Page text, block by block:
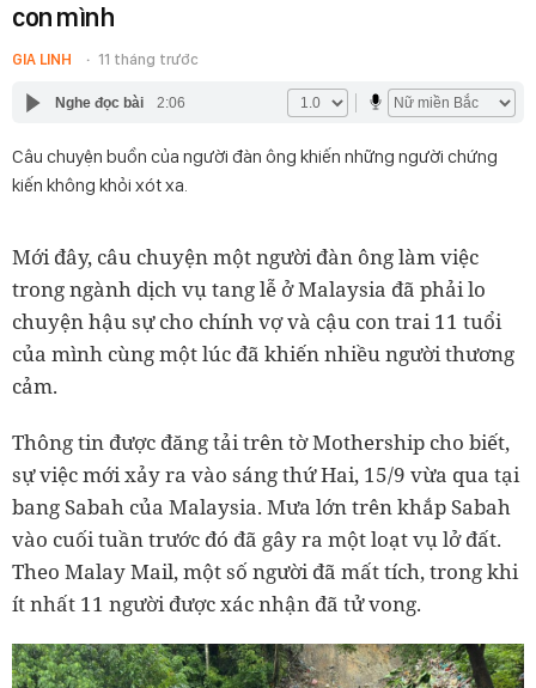
con mình
GIA LINH 11 tháng trước
Nghe đọc bài 2:06
Câu chuyện buồn của người đàn ông khiến những người chứng
kiến không khỏi xót xa.
Mới đây, câu chuyện một người đàn ông làm việc
trong ngành dịch vụ tang lễ ở Malaysia đã phải lo
chuyện hậu sự cho chính vợ và cậu con trai 11 tuổi
của mình cùng một lúc đã khiến nhiều người thương
cảm.
Thông tin được đăng tải trên tờ Mothership cho biết,
sự việc mới xảy ra vào sáng thứ Hai, 15/9 vừa qua tại
bang Sabah của Malaysia. Mưa lớn trên khắp Sabah
vào cuối tuần trước đó đã gây ra một loạt vụ lở đất.
Theo Malay Mail, một số người đã mất tích, trong khi
ít nhất 11 người được xác nhận đã tử vong.